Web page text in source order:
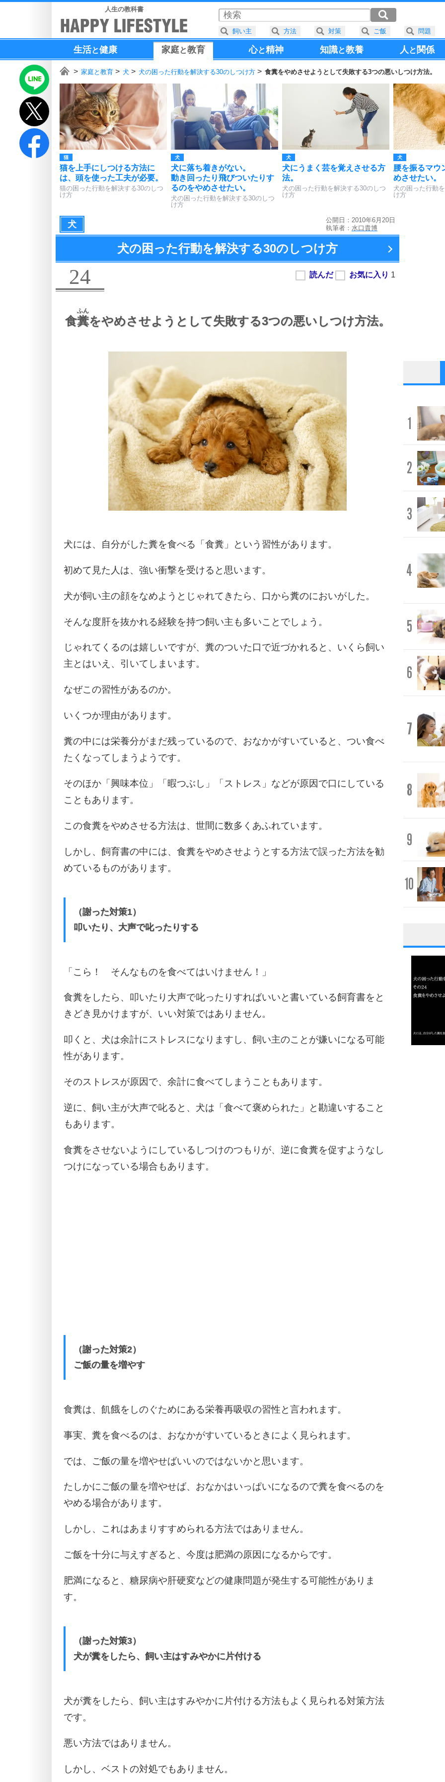
人生の教科書
生活と健康 家庭と教育 心と精神 知識と教養 人と 関係
家庭と教育 犬 犬の困った行動を解決する30のしつけ方 食糞をやめさせようとして失敗する3つの悪いしつけ方法。
猫
猫を上手にしつける方法に
は、頭を使った工夫が必要。
猫の困った行動を解決する30のしつ
け方
犬
犬に落ち着きがない。
動き回ったり飛びついたりす
るのをやめさせたい。
犬の困った行動を解決する30のしつ
け方
犬
犬にうまく芸を覚えさせる方
法。
犬の困った行動を解決する30のしつ
け方
犬
腰を振るマウ
めさせたい。
犬の困った行動
け方
犬
公開日：2010年6月20日
執筆者： 水口貴博
犬の困った行動を解決する30のしつけ方
24
食糞
ふん
をやめさせようとして失敗する3つの悪いしつけ方法。
犬には、自分がした糞を食べる「食糞」という習性があります。
初めて見た人は、強い衝撃を受けると思います。
犬が飼い主の顔をなめようとじゃれてきたら、口から糞のにおいがした。
そんな度肝を抜かれる経験を持つ飼い主も多いことでしょう。
じゃれてくるのは嬉しいですが、糞のついた口で近づかれると、いくら飼い
主とはいえ、引いてしまいます。
なぜこの習性があるのか。
いくつか理由があります。
糞の中には栄養分がまだ残っているので、おなかがすいていると、つい食べ
たくなってしまうようです。
そのほか「興味本位」「暇つぶし」「ストレス」などが原因で口にしている
こともあります。
この食糞をやめさせる方法は、世間に数多くあふれています。
しかし、飼育書の中には、食糞をやめさせようとする方法で誤った方法を勧
めているものがあります。
（謝った対策1）
叩いたり、大声で叱ったりする
「こら！ そんなものを食べてはいけません！」
食糞をしたら、叩いたり大声で叱ったりすればいいと書いている飼育書をと
きどき見かけますが、いい対策ではありません。
叩くと、犬は余計にストレスになりますし、飼い主のことが嫌いになる可能
性があります。
そのストレスが原因で、余計に食べてしまうこともあります。
逆に、飼い主が大声で叱ると、犬は「食べて褒められた」と勘違いすること
もあります。
食糞をさせないようにしているしつけのつもりが、逆に食糞を促すようなし
つけになっている場合もあります。
（謝った対策2）
ご飯の量を増やす
食糞は、飢餓をしのぐためにある栄養再吸収の習性と言われます。
事実、糞を食べるのは、おなかがすいているときによく見られます。
では、ご飯の量を増やせばいいのではないかと思います。
たしかにご飯の量を増やせば、おなかはいっぱいになるので糞を食べるのを
やめる場合があります。
しかし、これはあまりすすめられる方法ではありません。
ご飯を十分に与えすぎると、今度は肥満の原因になるからです。
肥満になると、糖尿病や肝硬変などの健康問題が発生する可能性がありま
す。
（謝った対策3）
犬が糞をしたら、飼い主はすみやかに片付ける
犬が糞をしたら、飼い主はすみやかに片付ける方法もよく見られる対策方法
です。
悪い方法ではありません。
しかし、ベストの対処でもありません。
1
2
3
4
5
6
7
8
9
10
1
3
飼い主 方法 対策 ご飯 問題